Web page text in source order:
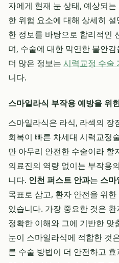
자에게 현재 눈 상태, 예상되
한 위험 요소에 대해 상세히
한 정보를 바탕으로 합리적인
며, 수술에 대한 막연한 불안
더 많은 정보는 시력교정 수술
니다.
스마일라식 부작용 예방을 위
스마일라식은 라식, 라섹의 장
회복이 빠른 차세대 시력교정
만 아무리 안전한 수술이라 할
의료진의 역량 없이는 부작용
니다. 인천 퍼스트 안과는 스마
목표로 삼고, 환자 안전을 위
있습니다. 가장 중요한 것은
정확한 이해와 그에 기반한 맞
눈이 스마일라식에 적합한 것
른 수술 방법이 더 안전하고